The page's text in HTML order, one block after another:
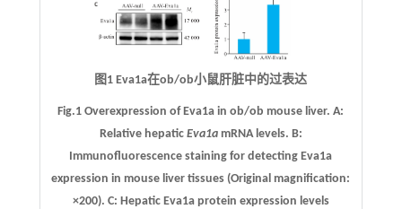
图1 Eva1a在ob/ob小鼠肝脏中的过表达
Fig.1 Overexpression of Eva1a in ob/ob mouse liver.A:
Relative hepatic Eva1amRNA levels. B:
Immunofluorescence staining for detecting Eva1a
expression in mouse liver tissues (Original magnification:
×200). C: Hepatic Eva1a protein expression levels